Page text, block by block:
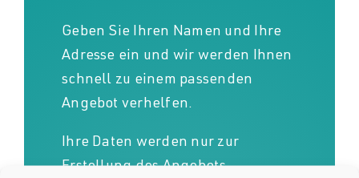
Geben Sie Ihren Namen und Ihre
Adresse ein und wir werden Ihnen
schnell zu einem passenden
Angebot verhelfen.
Ihre Daten werden nur zur
Erstellung des Angebots